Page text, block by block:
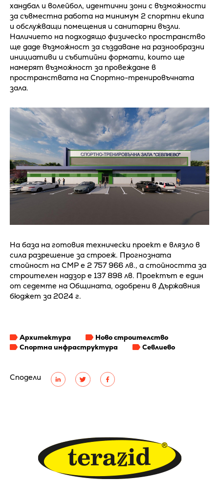
Сподели
хандбал и волейбол, идентични зони с възможности
за съвместна работа на минимум 2 спортни екипа
и обслужващи помещения и санитарни възли.
Наличието на подходящо физическо пространство
ще даде възможност за създаване на разнообразни
инициативи и събитийни формати, които ще
намерят възможност за провеждане в
пространствата на Спортно-тренировъчната
зала.
На база на готовия технически проект е влязло в
сила разрешение за строеж. Прогнозната
стойност на СМР е 2 757 966 лв., а стойността за
строителен надзор е 137 898 лв. Проектът е един
от седемте на Общината, одобрени в Държавния
бюджет за 2024 г.
Архитектура
Ново строителство
Спортна инфраструктура
Севлиево